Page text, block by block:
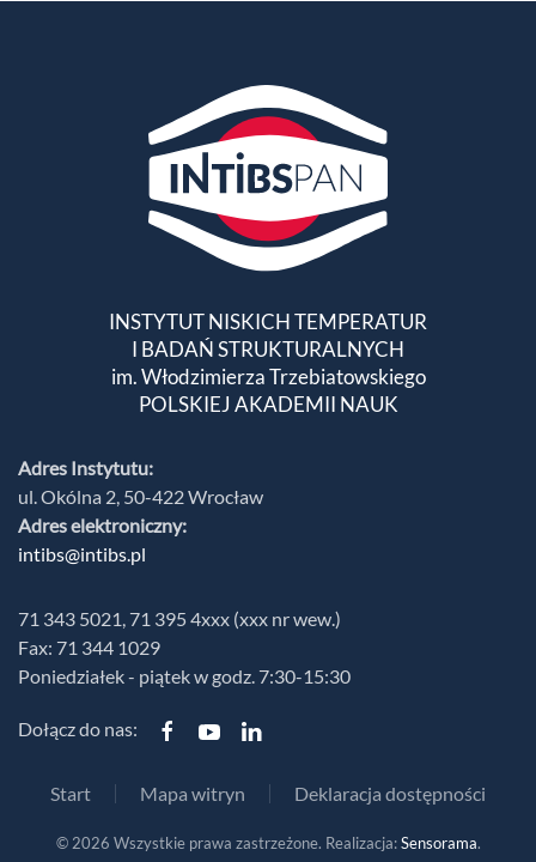
INSTYTUT NISKICH TEMPERATUR
I BADAŃ STRUKTURALNYCH
im. Włodzimierza Trzebiatowskiego
POLSKIEJ AKADEMII NAUK
Adres Instytutu:
ul. Okólna 2, 50-422 Wrocław
Adres elektroniczny:
intibs@intibs.pl
71 343 5021, 71 395 4xxx (xxx nr wew.)
Fax: 71 344 1029
Poniedziałek - piątek w godz. 7:30-15:30
Dołącz do nas:
Start Mapa witryn Deklaracja dostępności
©2026 Wszystkie prawa zastrzeżone. Realizacja:Sensorama.